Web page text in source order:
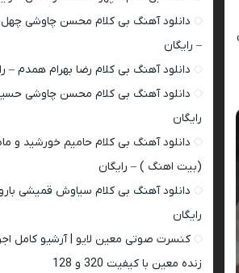
دانلود آهنگ بی کلام محسن چاوشی چهل
– رایگان
دانلود آهنگ بی کلام رضا بهرام همدم –
دانلود آهنگ بی کلام محسن چاوشی
رایگان
دانلود آهنگ بی کلام حامیم خورشید و
(بیت اهنگ ) – رایگان
دانلود آهنگ بی کلام سیاوش قمیشی
رایگان
کنسرت صوتی معین لایو | آرشیو کامل
زنده معین با کیفیت 320 و 128